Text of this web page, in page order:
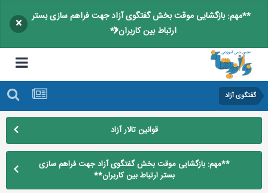
**مهم: بازگشایی موقت بخش گفتگوی آزاد جهت فراهم سازی بستر
ارتباط بین کاربران**
×
گفتگوی آزاد
قوانین تالار آزاد
**مهم: بازگشایی موقت بخش گفتگوی آزاد جهت فراهم سازی
بستر ارتباط بین کاربران**